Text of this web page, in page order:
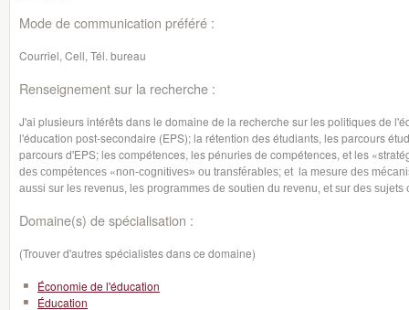
Mode de communication préféré :
Courriel, Cell, Tél. bureau
Renseignement sur la recherche :
J'ai plusieurs intérêts dans le domaine de la recherche sur les politiques de
l'éducation post-secondaire (EPS); la rétention des étudiants, les parcours
parcours d'EPS; les compétences, les pénuries de compétences, et les
des compétences «non-cognitives» ou transférables; et la mesure des
aussi sur les revenus, les programmes de soutien du revenu, et sur des
Domaine(s) de spécialisation :
(Trouver d'autres spécialistes dans ce domaine)
Économie de l'éducation
Éducation